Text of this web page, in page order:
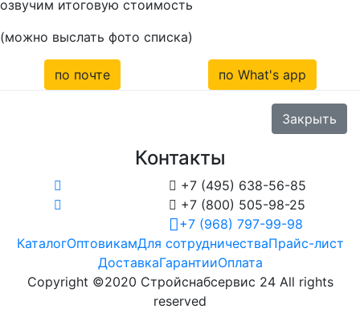
озвучим итоговую стоимость
(можно выслать фото списка)
по почте по What's app
Закрыть
Контакты
 +7 (495) 638-56-85
 +7 (800) 505-98-25
+7 (968) 797-99-98
КаталогОптовикамДля сотрудничестваПрайс-лист
ДоставкаГарантииОплата
Copyright ©2020 Стройснабсервис 24 All rights
reserved